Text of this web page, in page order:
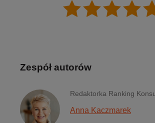
Zespół autorów
Redaktorka Ranking
Anna Kaczmarek